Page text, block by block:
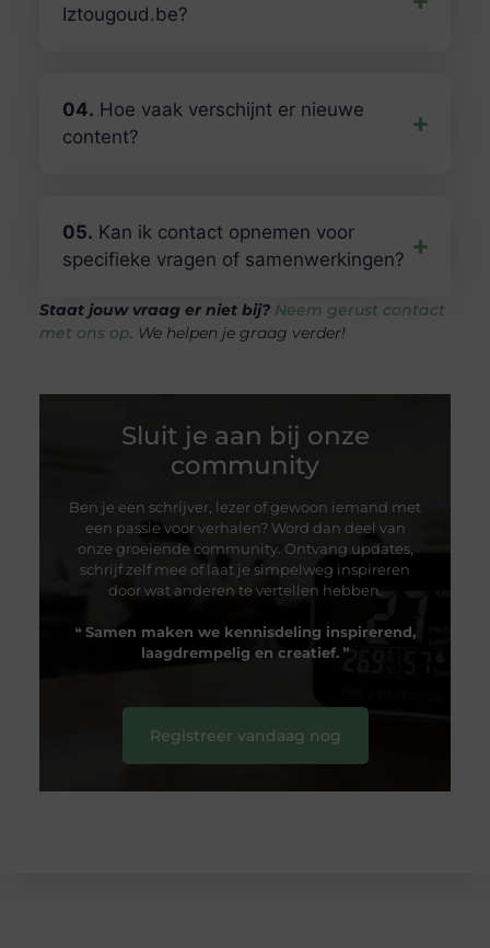
Sluit je aan bij onze
community
Ben je een schrijver, lezer of gewoon iemand met
een passie voor verhalen? Word dan deel van
onze groeiende community. Ontvang updates,
schrijf zelf mee of laat je simpelweg inspireren
door wat anderen te vertellen hebben.
❝ Samen maken we kennisdeling inspirerend,
laagdrempelig en creatief.❞
Registreer vandaag nog
Iztougoud.be?
04. Hoe vaak verschijnt er nieuwe
content?
05. Kan ik contact opnemen voor
specifieke vragen of samenwerkingen?
Staat jouw vraag er niet bij? Neem gerust contact
met ons op. We helpen je graag verder!